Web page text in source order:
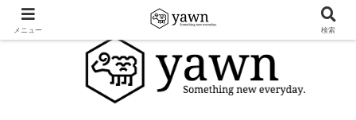
メニュー 検索